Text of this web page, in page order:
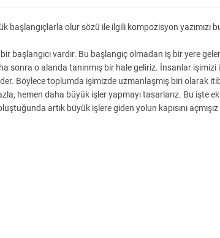
başlangıçlarla olur sözü ile ilgili kompozisyon yazımızı
başlangıcı vardır. Bu başlangıç olmadan iş bir yere
sonra o alanda tanınmış bir hale geliriz. İnsanlar işimizi
Böylece toplumda işimizde uzmanlaşmış biri olarak
hemen daha büyük işler yapmayı tasarlarız. Bu işte
artık büyük işlere giden yolun kapısını